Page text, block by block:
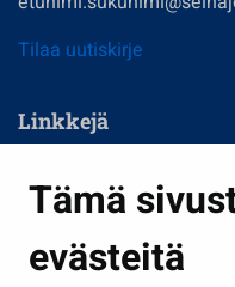
Tämä
evästeitä
Tilaa uutiskirje
Linkkejä
Kasvatus ja opetus
Kulttuuri ja liikunta